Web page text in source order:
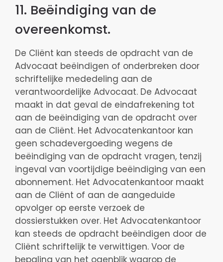
11. Beëindiging van de
overeenkomst.
De Cliënt kan steeds de opdracht van de
Advocaat beëindigen of onderbreken door
schriftelijke mededeling aan de
verantwoordelijke Advocaat. De Advocaat
maakt in dat geval de eindafrekening tot
aan de beëindiging van de opdracht over
aan de Cliënt. Het Advocatenkantoor kan
geen schadevergoeding wegens de
beëindiging van de opdracht vragen, tenzij
ingeval van voortijdige beëindiging van een
abonnement. Het Advocatenkantoor maakt
aan de Cliënt of aan de aangeduide
opvolger op eerste verzoek de
dossierstukken over. Het Advocatenkantoor
kan steeds de opdracht beëindigen door de
Cliënt schriftelijk te verwittigen. Voor de
bepaling van het ogenblik waarop de